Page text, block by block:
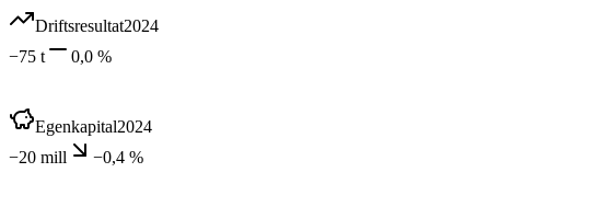
Driftsresultat2024
−75 t
0,0 %
Egenkapital2024
−20 mill
−0,4 %